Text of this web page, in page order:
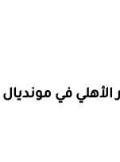
في مونديال